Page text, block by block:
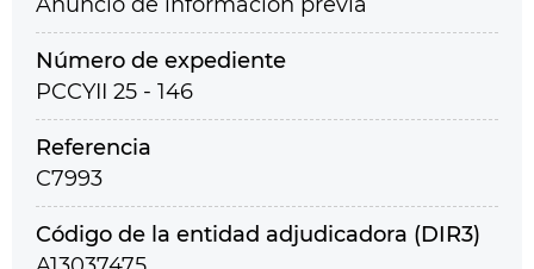
Número de expediente
PCCYII 25 - 146
Referencia
C7993
Código de la entidad adjudicadora (DIR3)